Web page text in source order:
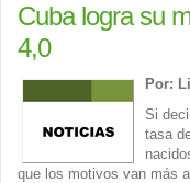
Cuba logra su
4,0
Por:
Si
tasa
que los motivos van más